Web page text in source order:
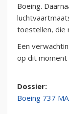
Boeing.
toestellen, die
Een
op dit moment
Dossier:
Boeing 737